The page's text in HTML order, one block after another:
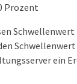
Prozent
Schwellenwert
ein